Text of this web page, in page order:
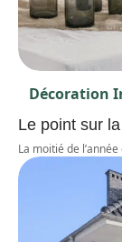
Décoration
Le point sur
La moitié de